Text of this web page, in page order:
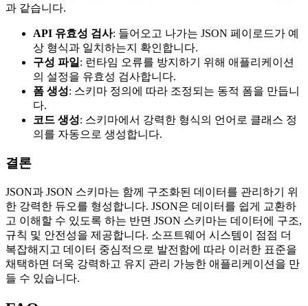
과 같습니다.
API 유효성 검사: 들어오고 나가는 JSON 페이로드가 예
상 형식과 일치하는지 확인합니다.
구성 파일 : 런타임 오류를 방지하기 위해 애플리케이션
의 설정을 유효성 검사합니다.
폼 생성: 스키마 정의에 따라 조정되는 동적 폼을 만듭니
다.
코드 생성: 스키마에서 강력한 형식의 언어로 클래스 정
의를 자동으로 생성합니다.
결론
JSON과 JSON 스키마는 함께 구조화된 데이터를 관리하기 위
한 강력한 듀오를 형성합니다. JSON은 데이터를 쉽게 교환하
고 이해할 수 있도록 하는 반면 JSON 스키마는 데이터에 구조,
규칙 및 안전성을 제공합니다. 소프트웨어 시스템이 점점 더
복잡해지고 데이터 중심적으로 발전함에 따라 이러한 표준을
채택하면 더욱 강력하고 유지 관리 가능한 애플리케이션을 만
들 수 있습니다.